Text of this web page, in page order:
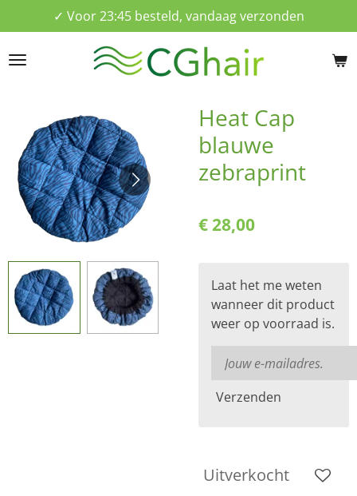
direct
naar
✓ Voor 23:45 besteld, vandaag verzonden
Heat Cap
blauwe
zebraprint
€ 28,00
Laat het me weten
wanneer dit product
weer op voorraad is.
Verzenden
Uitverkocht